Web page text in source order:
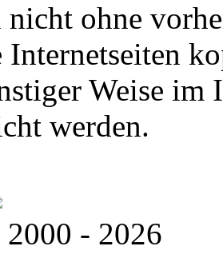
nicht ohne
Internetseiten
Weise im
werden.
- 2026